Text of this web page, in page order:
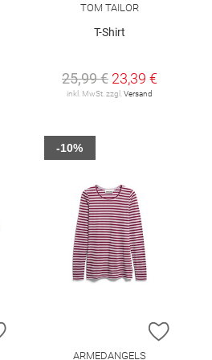
TOM TAILOR
T-Shirt
25,99 € 23,39 €
inkl. MwSt. zzgl. Versand
ZUR WUNSCHLISTE HINZUFÜGEN
ZUR
ARMEDANGELS
-10%